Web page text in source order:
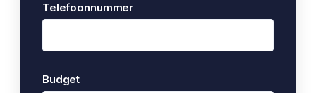
Telefoonnummer
Budget